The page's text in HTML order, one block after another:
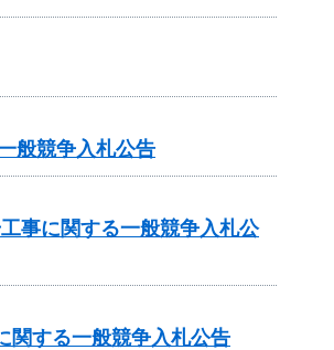
般競争入札公告
事に関する一般競争入札公
する一般競争入札公告